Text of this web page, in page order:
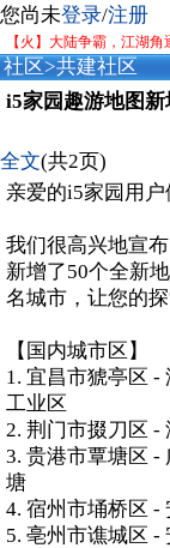
您尚未登录/注册
【火】大陆争霸，江湖角
社区>共建社区
i5家园趣游地图
全文(共2页)
亲爱的i5家园用户
我们很高兴地宣
新增了50个全新
名城市，让您的
【国内城市区】
1. 宜昌市猇亭区
工业区
2. 荆门市掇刀区 -
3. 贵港市覃塘区 -
塘
4. 宿州市埇桥区 -
5. 亳州市谯城区 -